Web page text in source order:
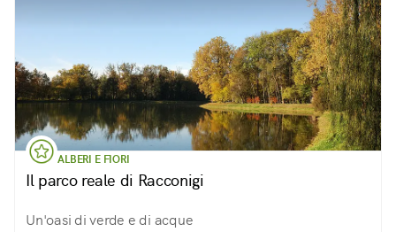
ALBERI E FIORI
Il parco reale di Racconigi
Un'oasi di verde e di acque